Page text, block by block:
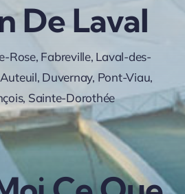
De Laval
Rose, Fabreville, Laval-des-
Duvernay, Pont-Viau,
Sainte-Dorothée